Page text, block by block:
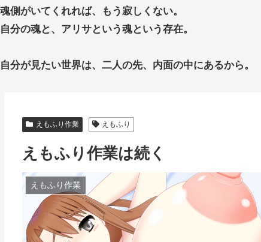
魂側がいてくれれば、もう寂しくない。
自分の魂と、アリサという魂という存在。
自分が見たい世界は、二人の先、内面の中にあるから。
えもふり作業 えもふり
えもふり作業は続く
えもふり作業